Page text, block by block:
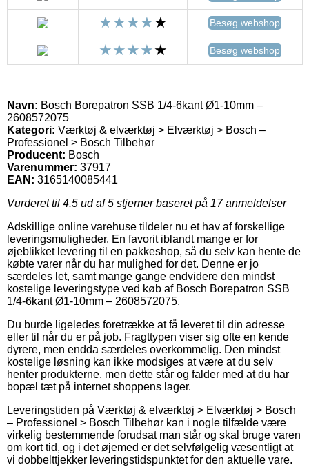
Besøg webshop
Besøg webshop
Navn: Bosch Borepatron SSB 1/4-6kant Ø1-10mm –
2608572075
Kategori: Værktøj & elværktøj > Elværktøj > Bosch –
Professionel > Bosch Tilbehør
Producent: Bosch
Varenummer: 37917
EAN: 3165140085441
Vurderet til 4.5 ud af 5 stjerner baseret på 17anmeldelser
Adskillige online varehuse tildeler nu et hav af forskellige
leveringsmuligheder. En favorit iblandt mange er for
øjeblikket levering til en pakkeshop, så du selv kan hente de
købte varer når du har mulighed for det. Denne er jo
særdeles let, samt mange gange endvidere den mindst
kostelige leveringstype ved køb af Bosch Borepatron SSB
1/4-6kant Ø1-10mm – 2608572075.
Du burde ligeledes foretrække at få leveret til din adresse
eller til når du er på job. Fragttypen viser sig ofte en kende
dyrere, men endda særdeles overkommelig. Den mindst
kostelige løsning kan ikke modsiges at være at du selv
henter produkterne, men dette står og falder med at du har
bopæl tæt på internet shoppens lager.
Leveringstiden på Værktøj & elværktøj > Elværktøj > Bosch
– Professionel > Bosch Tilbehør kan i nogle tilfælde være
virkelig bestemmende forudsat man står og skal bruge varen
om kort tid, og i det øjemed er det selvfølgelig væsentligt at
vi dobbelttjekker leveringstidspunktet for den aktuelle vare.